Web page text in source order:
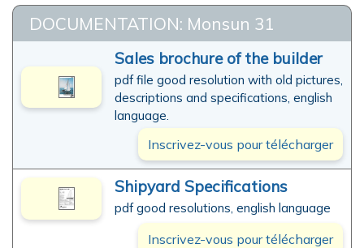
DOCUMENTATION: Monsun 31
Sales brochure of the builder
pdf file good resolution with old pictures,
descriptions and specifications, english
language.
Inscrivez-vous pour télécharger
Shipyard Specifications
pdf good resolutions, english language
Inscrivez-vous pour télécharger